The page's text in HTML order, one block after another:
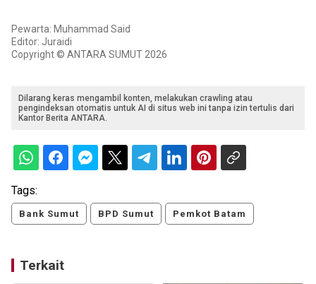
Pewarta: Muhammad Said
Editor: Juraidi
Copyright © ANTARA SUMUT 2026
Dilarang keras mengambil konten, melakukan crawling atau
pengindeksan otomatis untuk AI di situs web ini tanpa izin tertulis dari
Kantor Berita ANTARA.
Tags:
Bank Sumut BPD Sumut Pemkot Batam
Terkait